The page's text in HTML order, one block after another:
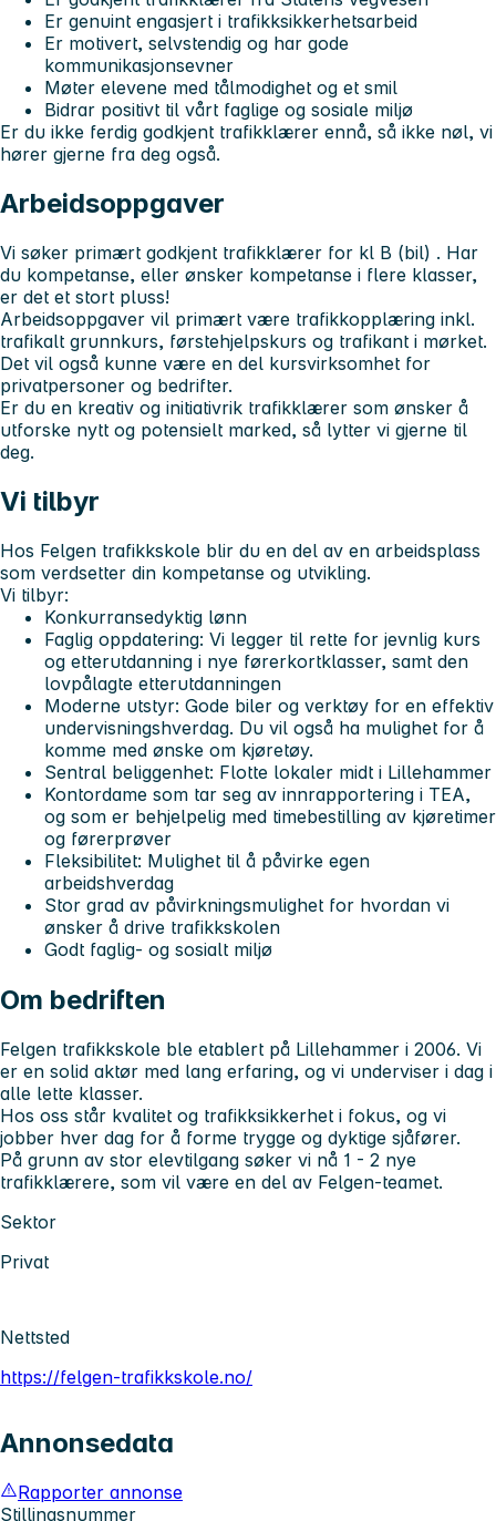
Er genuint engasjert i trafikksikkerhetsarbeid
Er motivert, selvstendig og har gode
kommunikasjonsevner
Møter elevene med tålmodighet og et smil
Bidrar positivt til vårt faglige og sosiale miljø
Er du ikke ferdig godkjent trafikklærer ennå, så ikke nøl, vi
hører gjerne fra deg også.
Arbeidsoppgaver
Vi søker primært godkjent trafikklærer for kl B (bil) . Har
du kompetanse, eller ønsker kompetanse i flere klasser,
er det et stort pluss!
Arbeidsoppgaver vil primært være trafikkopplæring inkl.
trafikalt grunnkurs, førstehjelpskurs og trafikant i mørket.
Det vil også kunne være en del kursvirksomhet for
privatpersoner og bedrifter.
Er du en kreativ og initiativrik trafikklærer som ønsker å
utforske nytt og potensielt marked, så lytter vi gjerne til
deg.
Vi tilbyr
Hos Felgen trafikkskole blir du en del av en arbeidsplass
som verdsetter din kompetanse og utvikling.
Vi tilbyr:
Konkurransedyktig lønn
Faglig oppdatering: Vi legger til rette for jevnlig kurs
og etterutdanning i nye førerkortklasser, samt den
lovpålagte etterutdanningen
Moderne utstyr: Gode biler og verktøy for en effektiv
undervisningshverdag. Du vil også ha mulighet for å
komme med ønske om kjøretøy.
Sentral beliggenhet: Flotte lokaler midt i Lillehammer
Kontordame som tar seg av innrapportering i TEA,
og som er behjelpelig med timebestilling av kjøretimer
og førerprøver
Fleksibilitet: Mulighet til å påvirke egen
arbeidshverdag
Stor grad av påvirkningsmulighet for hvordan vi
ønsker å drive trafikkskolen
Godt faglig- og sosialt miljø
Om bedriften
Felgen trafikkskole ble etablert på Lillehammer i 2006. Vi
er en solid aktør med lang erfaring, og vi underviser i dag i
alle lette klasser.
Hos oss står kvalitet og trafikksikkerhet i fokus, og vi
jobber hver dag for å forme trygge og dyktige sjåfører.
På grunn av stor elevtilgang søker vi nå 1 - 2 nye
trafikklærere, som vil være en del av Felgen-teamet.
Sektor
Privat
Nettsted
https://felgen-trafikkskole.no/
Annonsedata
Rapporter annonse
Stillingsnummer